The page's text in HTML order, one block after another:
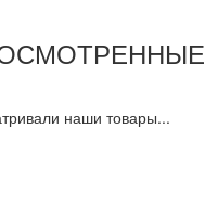
наши товары...